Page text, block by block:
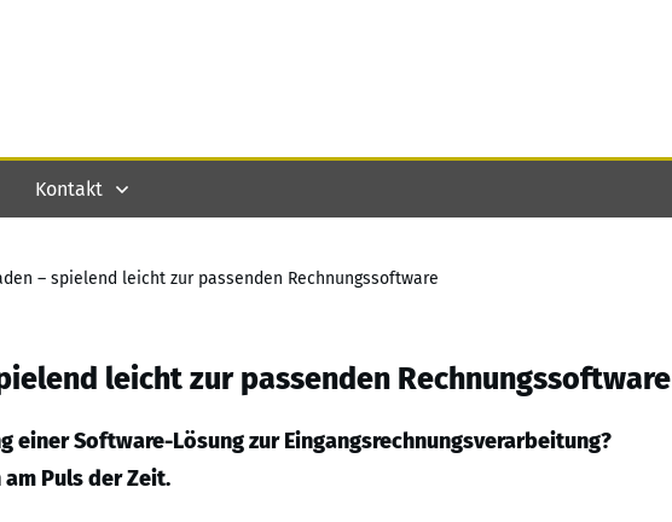
Kontakt
– spielend leicht zur passenden Rechnungssoftware
leicht zur passenden Rechnungssoftware
einer Software-Lösung zur Eingangsrechnungsverarbeitung?
Puls der Zeit.